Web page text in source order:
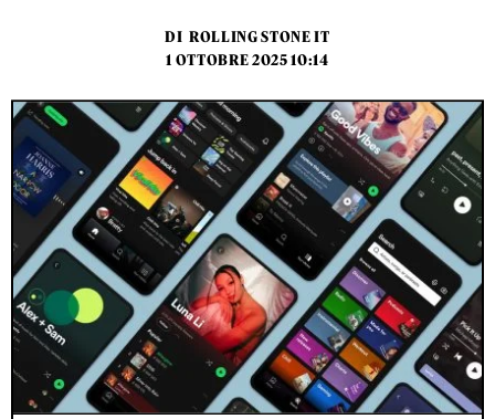
DI ROLLING STONE IT
1 OTTOBRE 2025 10:14